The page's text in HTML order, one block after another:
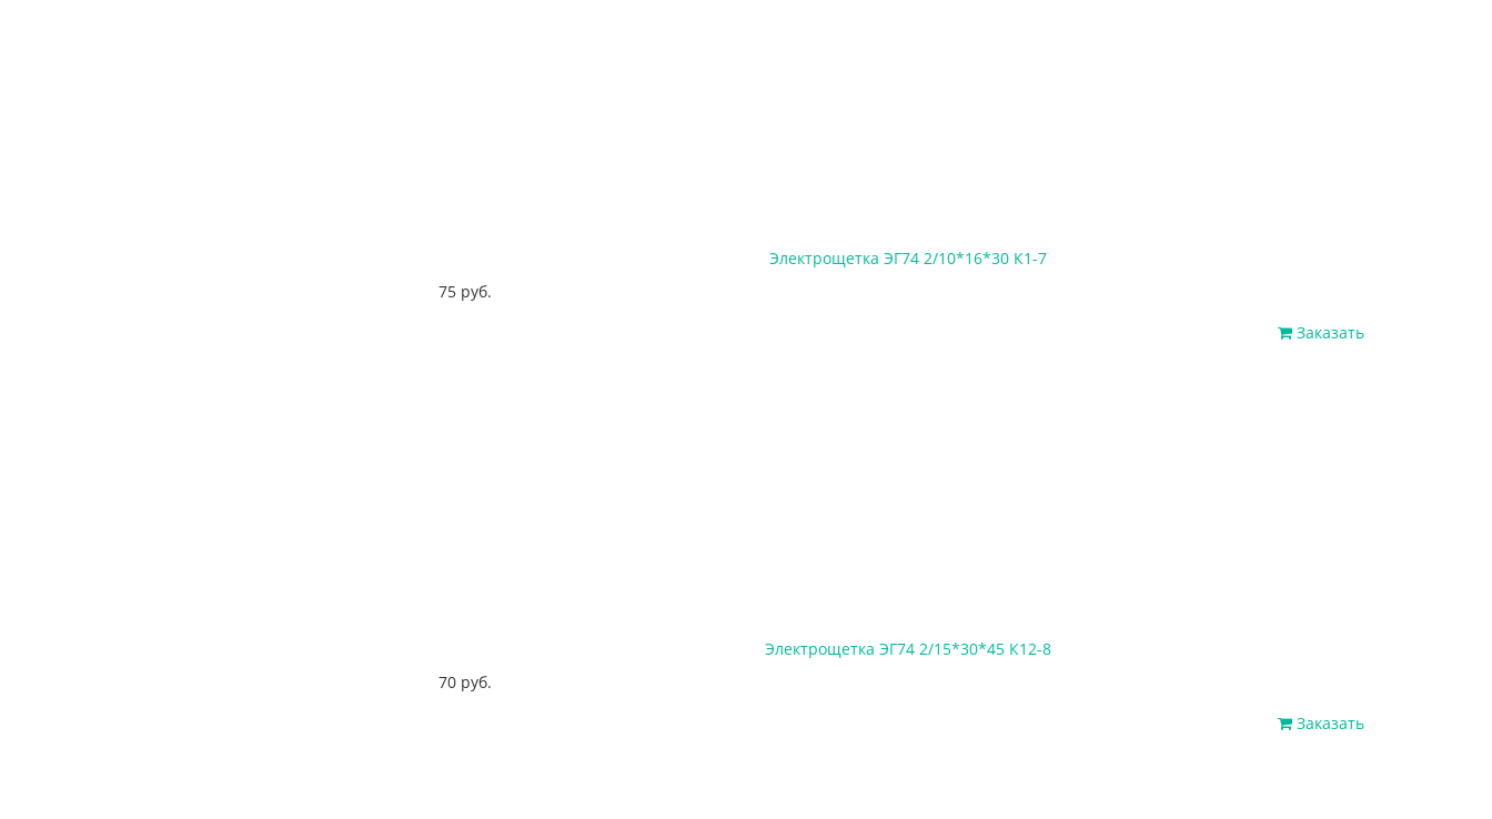
Электрощетка ЭГ74 2/10*16*30 К1-7
75 руб.
Заказать
Электрощетка ЭГ74 2/15*30*45 К12-8
70 руб.
Заказать